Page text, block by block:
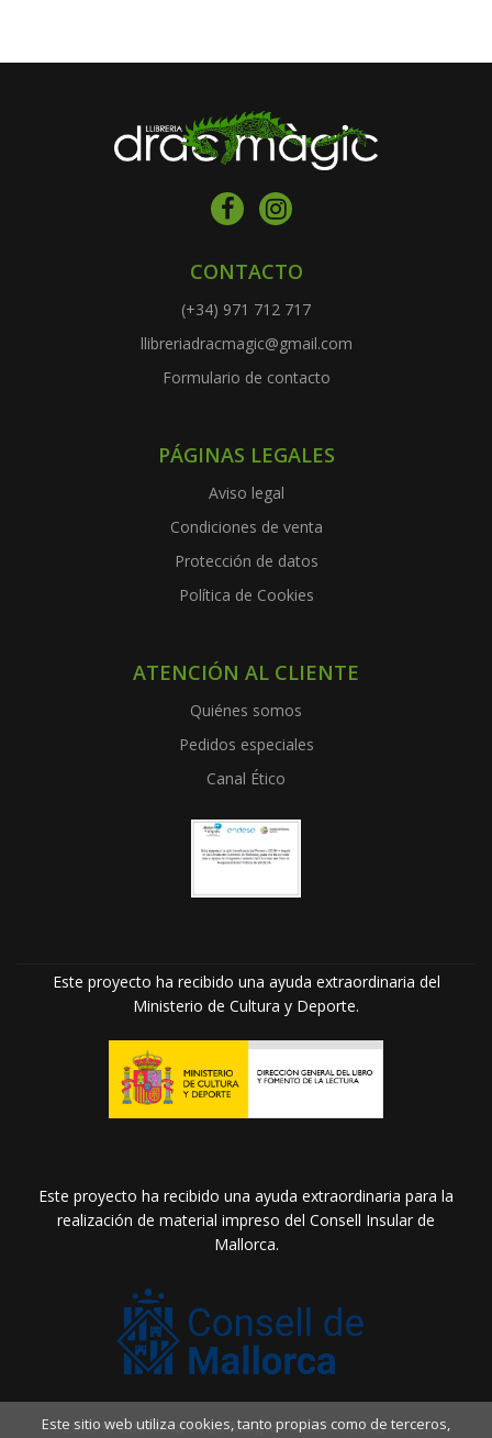
CONTACTO
(+34) 971 712 717
llibreriadracmagic@gmail.com
Formulario de contacto
PÁGINAS LEGALES
Aviso legal
Condiciones de venta
Protección de datos
Política de Cookies
ATENCIÓN AL CLIENTE
Quiénes somos
Pedidos especiales
Canal Ético
Este proyecto ha recibido una ayuda extraordinaria del
Ministerio de Cultura y Deporte.
Este proyecto ha recibido una ayuda extraordinaria para la
realización de material impreso del Consell Insular de
Mallorca.
2026 ©Llibreria Drac Màgic. Todos los Derechos
Este sitio web utiliza cookies, tanto propias como de terceros,